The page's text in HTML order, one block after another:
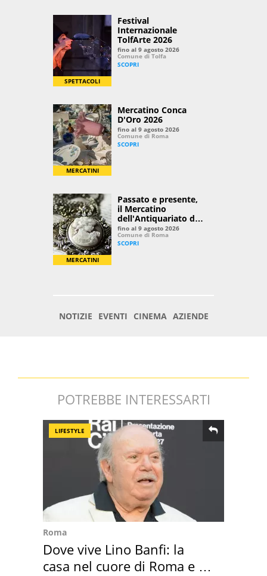
POTREBBE INTERESSARTI
LIFESTYLE
Roma
Dove vive Lino Banfi: la
casa nel cuore di Roma e i